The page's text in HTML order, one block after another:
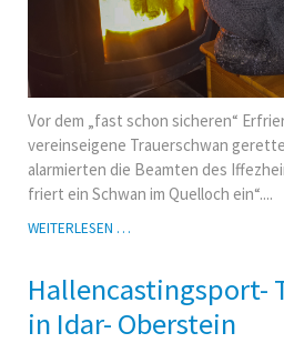
Vor dem „fast schon sicheren“
vereinseigene Trauerschwan
alarmierten die Beamten des
friert ein Schwan im Quelloch ein“....
WEITERLESEN …AKI
TRAUERSCHWAN
Hallencastingsport-
in Idar- Oberstein